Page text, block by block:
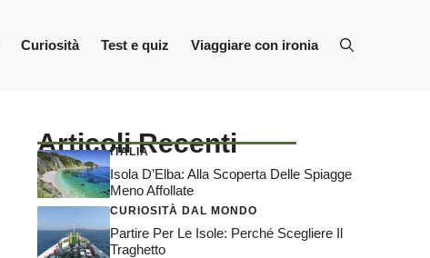
Curiosità Test e quiz Viaggiare con ironia
Articoli Recenti
ITALIA
Isola D’Elba: Alla Scoperta Delle Spiagge
Meno Affollate
CURIOSITÀ DAL MONDO
Partire Per Le Isole: Perché Scegliere Il
Traghetto